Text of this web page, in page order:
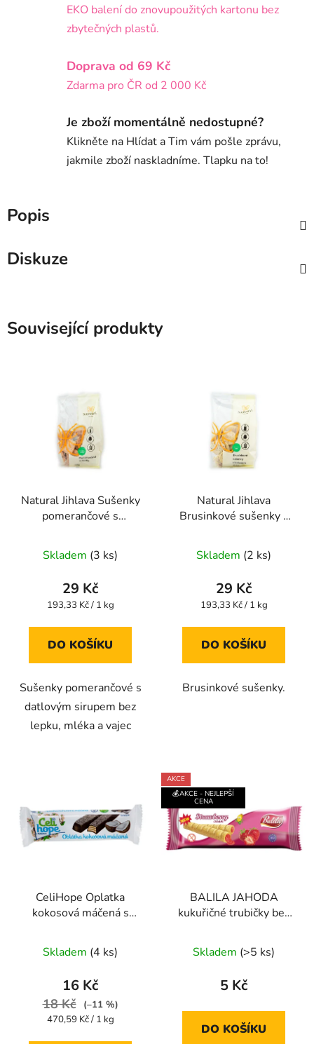
EKO balení do znovupoužitých kartonu bez
zbytečných plastů.
Doprava od 69 Kč
Zdarma pro ČR od 2 000 Kč
Je zboží momentálně nedostupné?
Klikněte na Hlídat a Tim vám pošle zprávu,
jakmile zboží naskladníme. Tlapku na to!
Popis
Diskuze
Související produkty
Natural Jihlava Sušenky
pomerančové s
lepku, mléka a vajec
150ghodnocení
produktu
je
z
Skladem (3 ks)
29 Kč
Měrná
193,33 Kč / 1 kg
DO KOŠÍKU
Sušenky pomerančové s
datlovým sirupem bez
lepku, mléka a vajec
Natural Jihlava
Brusinkové sušenky s
150g
hodnocení
produktu
je
z
Skladem (2 ks)
29 Kč
Měrná
193,33 Kč / 1 kg
DO KOŠÍKU
Brusinkové sušenky.
CeliHope Oplatka
kokosová máčená s
34g
hodnocení
produktu
je
5,0
Skladem (4 ks)
16 Kč
18 Kč
(–11 %)
Měrná
470,59 Kč / 1 kg
AKCE
💰AKCE - NEJLEPŠÍ
CENA
BALILA JAHODA
kukuřičné trubičky bez
hodnocení
produktu
5,0
z
Skladem (>5 ks)
5 Kč
DO KOŠÍKU